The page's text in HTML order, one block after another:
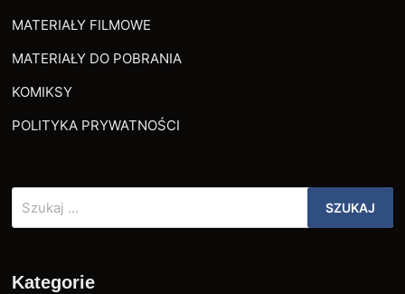
MATERIAŁY FILMOWE
MATERIAŁY DO POBRANIA
KOMIKSY
POLITYKA PRYWATNOŚCI
Szukaj:
Kategorie